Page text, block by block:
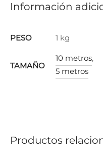
Información
PESO 1 kg
TAMAÑO
10 metros,
5 metros
Productos